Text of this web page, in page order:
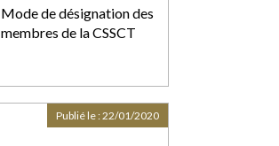
Mode de désignation des
membres de la CSSCT
Publié le :22/01/2020